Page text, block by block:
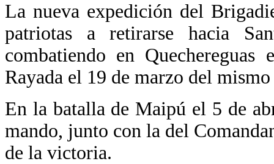
La nueva expedición del
patriotas a retirarse hacia
combatiendo en
Rayada el 19 de marzo del
En la batalla de Maipú el 5 de
mando, junto con la del
de la victoria.